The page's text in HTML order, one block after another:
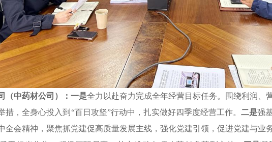
（中药材公司）：一是全力以赴奋力完成全年经营目标任务。围绕利润、
措，全身心投入到“百日攻坚”行动中，扎实做好四季度经营工作。二是强
全会精神，聚焦抓党建促高质量发展主线，强化党建引领，促进党建与业